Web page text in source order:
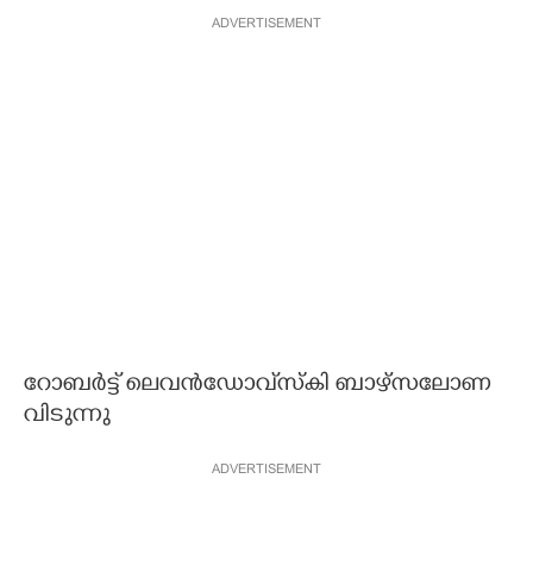
ADVERTISEMENT
റോബർട്ട് ലെവൻഡോവ്‌സ്കി ബാഴ്സലോണ
വിടുന്നു
ADVERTISEMENT